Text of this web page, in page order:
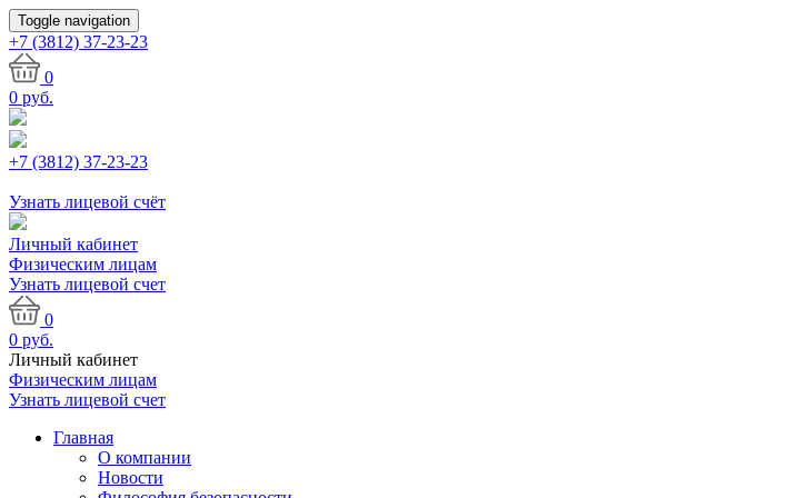
Toggle navigation
+7 (3812) 37-23-23
0
0 руб.
+7 (3812) 37-23-23
Узнать лицевой счёт
Личный кабинет
Физическим лицам
Узнать лицевой счет
0
0 руб.
Личный кабинет
Физическим лицам
Узнать лицевой счет
Главная
О компании
Новости